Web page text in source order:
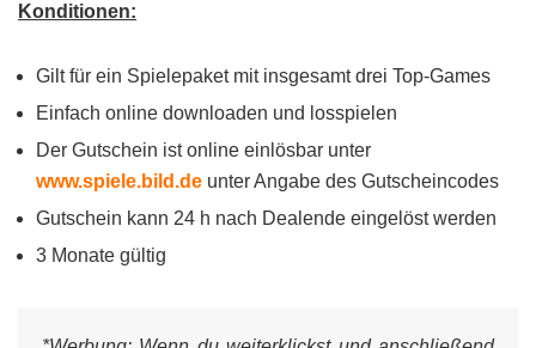
Konditionen:
Gilt für ein Spielepaket mit insgesamt drei Top-Games
Einfach online downloaden und losspielen
Der Gutschein ist online einlösbar unter
www.spiele.bild.de unter Angabe des Gutscheincodes
Gutschein kann 24 h nach Dealende eingelöst werden
3 Monate gültig